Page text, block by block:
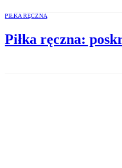
PIŁKA RĘCZNA
Piłka ręczna: